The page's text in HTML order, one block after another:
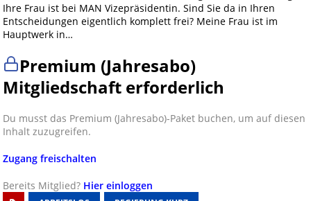
Ihre Frau ist bei MAN Vizepräsidentin. Sind Sie da in Ihren
Entscheidungen eigentlich komplett frei? Meine Frau ist im
Hauptwerk in…
Premium (Jahresabo)
Mitgliedschaft erforderlich
Du musst das Premium (Jahresabo)-Paket buchen, um auf diesen
Inhalt zuzugreifen.
Zugang freischalten
Bereits Mitglied? Hier einloggen